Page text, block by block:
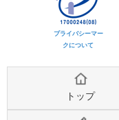
プライバシーマー
クについて
トップ